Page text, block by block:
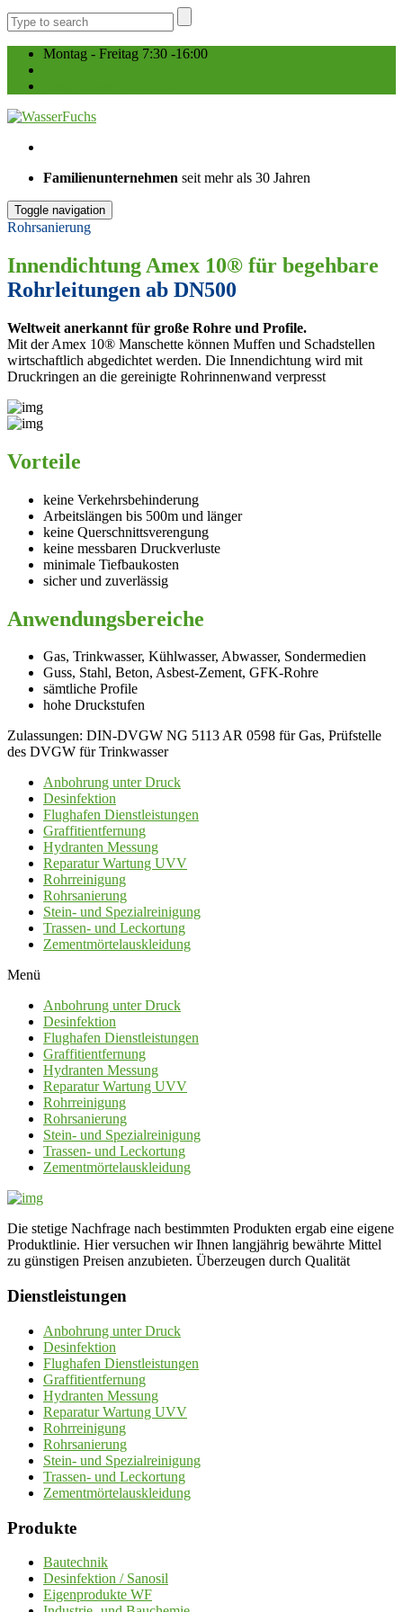
Montag - Freitag 7:30 -16:00
Familienunternehmen seit mehr als 30 Jahren
Toggle navigation
Rohrsanierung
Innendichtung Amex 10® für begehbare
Rohrleitungen ab DN500
Weltweit anerkannt für große Rohre und Profile.
Mit der Amex 10® Manschette können Muffen und Schadstellen
wirtschaftlich abgedichtet werden. Die Innendichtung wird mit
Druckringen an die gereinigte Rohrinnenwand verpresst
Vorteile
keine Verkehrsbehinderung
Arbeitslängen bis 500m und länger
keine Querschnittsverengung
keine messbaren Druckverluste
minimale Tiefbaukosten
sicher und zuverlässig
Anwendungsbereiche
Gas, Trinkwasser, Kühlwasser, Abwasser, Sondermedien
Guss, Stahl, Beton, Asbest-Zement, GFK-Rohre
sämtliche Profile
hohe Druckstufen
Zulassungen: DIN-DVGW NG 5113 AR 0598 für Gas, Prüfstelle
des DVGW für Trinkwasser
Anbohrung unter Druck
Desinfektion
Flughafen Dienstleistungen
Graffitientfernung
Hydranten Messung
Reparatur Wartung UVV
Rohrreinigung
Rohrsanierung
Stein- und Spezialreinigung
Trassen- und Leckortung
Zementmörtelauskleidung
Menü
Anbohrung unter Druck
Desinfektion
Flughafen Dienstleistungen
Graffitientfernung
Hydranten Messung
Reparatur Wartung UVV
Rohrreinigung
Rohrsanierung
Stein- und Spezialreinigung
Trassen- und Leckortung
Zementmörtelauskleidung
Die stetige Nachfrage nach bestimmten Produkten ergab eine eigene
Produktlinie. Hier versuchen wir Ihnen langjährig bewährte Mittel
zu günstigen Preisen anzubieten. Überzeugen durch Qualität
Dienstleistungen
Anbohrung unter Druck
Desinfektion
Flughafen Dienstleistungen
Graffitientfernung
Hydranten Messung
Reparatur Wartung UVV
Rohrreinigung
Rohrsanierung
Stein- und Spezialreinigung
Trassen- und Leckortung
Zementmörtelauskleidung
Produkte
Bautechnik
Desinfektion / Sanosil
Eigenprodukte WF